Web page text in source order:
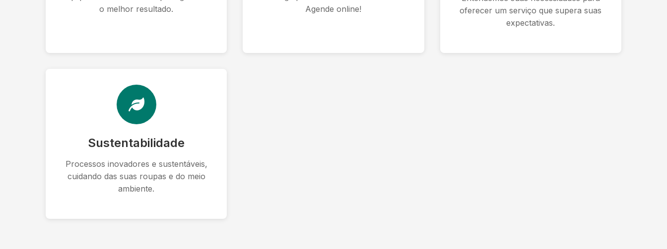
o melhor resultado.
Agende online!
oferecer um serviço que supera suas
expectativas.
Sustentabilidade
Processos inovadores e sustentáveis,
cuidando das suas roupas e do meio
ambiente.